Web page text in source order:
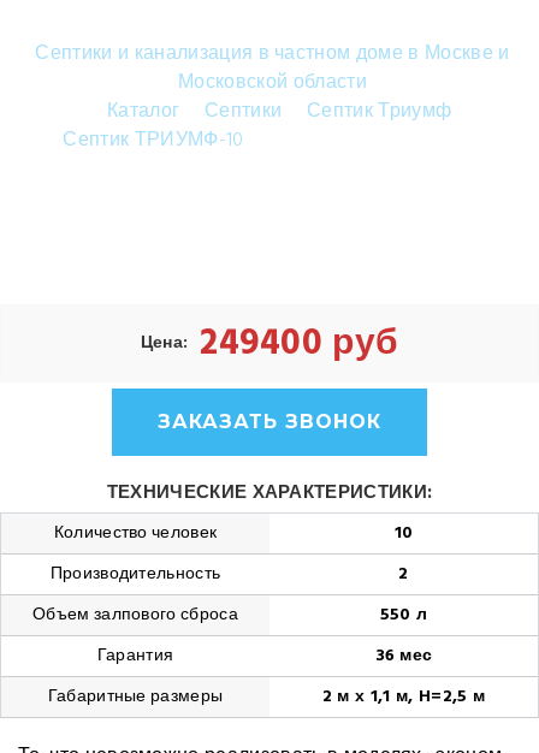
Септики и канализация в частном доме в Москве и
Московской области
Каталог
Септики
Септик Триумф
Септик ТРИУМФ-10
Цена: 249400 руб
ЗАКАЗАТЬ ЗВОНОК
ТЕХНИЧЕСКИЕ ХАРАКТЕРИСТИКИ:
Количество человек
10
Производительность
2
Объем залпового сброса
550 л
Гарантия
36 мес
Габаритные размеры
2 м х 1,1 м, H=2,5 м